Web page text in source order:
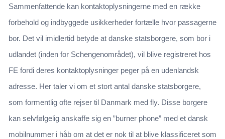
Sammenfattende kan kontaktoplysningerne med en række
forbehold og indbyggede usikkerheder fortælle hvor passagerne
bor. Det vil imidlertid betyde at danske statsborgere, som bor i
udlandet (inden for Schengenområdet), vil blive registreret hos
FE fordi deres kontaktoplysninger peger på en udenlandsk
adresse. Her taler vi om et stort antal danske statsborgere,
som formentlig ofte rejser til Danmark med fly. Disse borgere
kan selvfølgelig anskaffe sig en ”burner phone” med et dansk
mobilnummer i håb om at det er nok til at blive klassificeret som